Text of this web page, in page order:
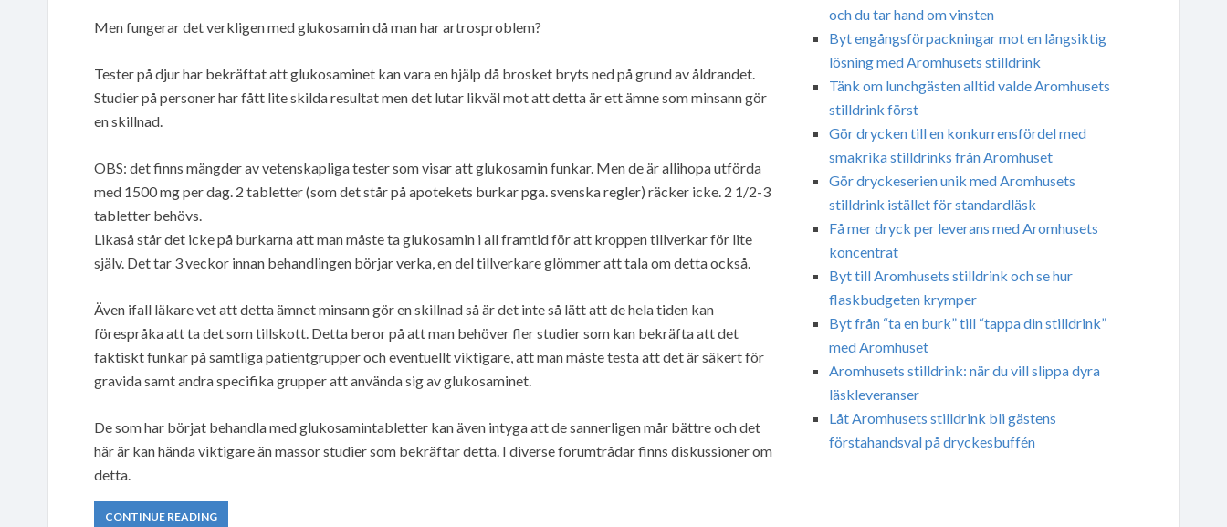
Men fungerar det verkligen med glukosamin då man har artrosproblem?
Tester på djur har bekräftat att glukosaminet kan vara en hjälp då brosket bryts ned på grund av åldrandet.
Studier på personer har fått lite skilda resultat men det lutar likväl mot att detta är ett ämne som minsann gör
en skillnad.
OBS: det finns mängder av vetenskapliga tester som visar att glukosamin funkar. Men de är allihopa utförda
med 1500 mg per dag. 2 tabletter (som det står på apotekets burkar pga. svenska regler) räcker icke. 2 1/2-3
tabletter behövs.
Likaså står det icke på burkarna att man måste ta glukosamin i all framtid för att kroppen tillverkar för lite
själv. Det tar 3 veckor innan behandlingen börjar verka, en del tillverkare glömmer att tala om detta också.
Även ifall läkare vet att detta ämnet minsann gör en skillnad så är det inte så lätt att de hela tiden kan
förespråka att ta det som tillskott. Detta beror på att man behöver fler studier som kan bekräfta att det
faktiskt funkar på samtliga patientgrupper och eventuellt viktigare, att man måste testa att det är säkert för
gravida samt andra specifika grupper att använda sig av glukosaminet.
De som har börjat behandla med glukosamintabletter kan även intyga att de sannerligen mår bättre och det
här är kan hända viktigare än massor studier som bekräftar detta. I diverse forumtrådar finns diskussioner om
detta.
CONTINUE READING
och du tar hand om vinsten
Byt engångsförpackningar mot en långsiktig
lösning med Aromhusets stilldrink
Tänk om lunchgästen alltid valde Aromhusets
stilldrink först
Gör drycken till en konkurrensfördel med
smakrika stilldrinks från Aromhuset
Gör dryckeserien unik med Aromhusets
stilldrink istället för standardläsk
Få mer dryck per leverans med Aromhusets
koncentrat
Byt till Aromhusets stilldrink och se hur
flaskbudgeten krymper
Byt från “ta en burk” till “tappa din stilldrink”
med Aromhuset
Aromhusets stilldrink: när du vill slippa dyra
läskleveranser
Låt Aromhusets stilldrink bli gästens
förstahandsval på dryckesbuffén